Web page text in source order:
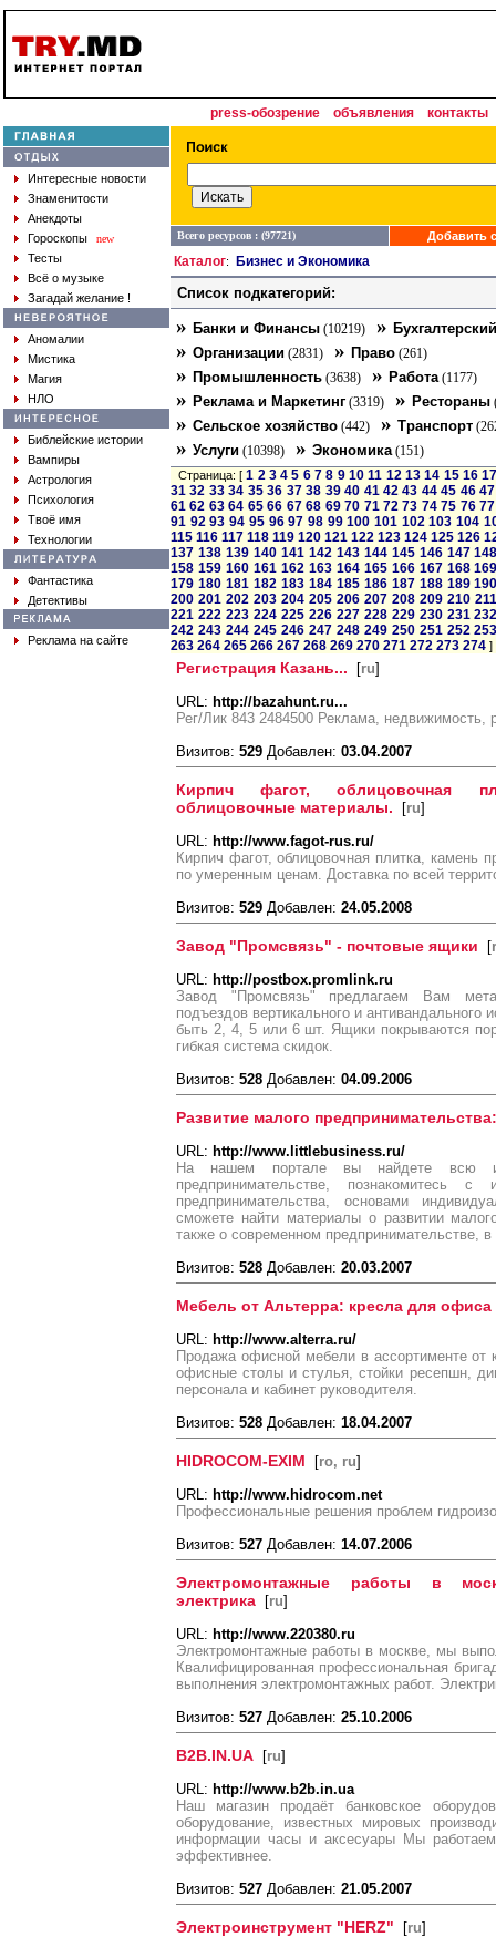
press-обозрение объявления контакты
Интересные новости
Знаменитости
Анекдоты
Гороскопы
new
Тесты
Всё о музыке
Загадай желание !
Аномалии
Мистика
Магия
НЛО
Библейские истории
Вампиры
Астрология
Психология
Твоё имя
Технологии
Фантастика
Детективы
Реклама на сайте
Всего ресурсов : (97721) Добавить
Каталог: Бизнес и Экономика
Список подкатегорий:
» Банки и Финансы (10219) »
» Организации (2831) » Право (261)
» Промышленность (3638) » Работа(1177)
» Реклама и Маркетинг (3319) » Рестораны
» Сельское хозяйство (442) » Транспорт
» Услуги (10398) » Экономика(151)
Страница: [1 2 3 4 5 6 7 8 9 10 11 12 13 14 15 16
31 32 33 34 35 36 37 38 39 40 41 42 43 44 45 46 47
61 62 63 64 65 66 67 68 69 70 71 72 73 74 75 76 77
91 92 93 94 95 96 97 98 99 100 101 102 103 104
115 116 117 118 119 120 121 122 123 124 125 126
137 138 139 140 141 142 143 144 145 146 147
158 159 160 161 162 163 164 165 166 167 168
179 180 181 182 183 184 185 186 187 188 189
200 201 202 203 204 205 206 207 208 209 210 211
221 222 223 224 225 226 227 228 229 230 231
242 243 244 245 246 247 248 249 250 251 252
263 264 265 266 267 268 269 270 271 272 273 274 ]
Регистрация Казань... [ru]
URL: http://bazahunt.ru...
Рег/Лик 843 2484500 Реклама, недвижимость,
Визитов: 529 Добавлен: 03.04.2007
Кирпич фагот, облицовочная
облицовочные материалы. [ru]
URL: http://www.fagot-rus.ru/
Кирпич фагот, облицовочная плитка, камень
по умеренным ценам. Доставка по всей
Визитов: 529 Добавлен: 24.05.2008
Завод "Промсвязь" - почтовые ящики [
URL: http://postbox.promlink.ru
Завод "Промсвязь" предлагаем Вам
подъездов вертикального и антивандального
быть 2, 4, 5 или 6 шт. Ящики покрываются
гибкая система скидок.
Визитов: 528 Добавлен: 04.09.2006
Развитие малого
URL: http://www.littlebusiness.ru/
На нашем портале вы найдете всю
предпринимательстве, познакомитесь с
предпринимательства, основами
сможете найти материалы о развитии
также о современном предпринимательстве,
Визитов: 528 Добавлен: 20.03.2007
Мебель от Альтерра: кресла для офиса
URL: http://www.alterra.ru/
Продажа офисной мебели в ассортименте
офисные столы и стулья, стойки ресепшн,
персонала и кабинет руководителя.
Визитов: 528 Добавлен: 18.04.2007
HIDROCOM-EXIM [ro, ru]
URL: http://www.hidrocom.net
Профессиональные решения проблем
Визитов: 527 Добавлен: 14.07.2006
Электромонтажные работы в
электрика [ru]
URL: http://www.220380.ru
Электромонтажные работы в москве, мы
Квалифицированная профессиональная
выполнения электромонтажных работ.
Визитов: 527 Добавлен: 25.10.2006
B2B.IN.UA [ru]
URL: http://www.b2b.in.ua
Наш магазин продаёт банковское
оборудование, известных мировых
информации часы и аксесуары Мы
эффективнее.
Визитов: 527 Добавлен: 21.05.2007
Электроинструмент "HERZ" [ru]